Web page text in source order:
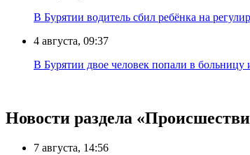
В Бурятии водитель сбил ребёнка на
4 августа, 09:37
В Бурятии двое человек попали в больницу
Новости раздела
7 августа, 14:56